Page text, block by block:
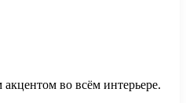
во всём интерьере.